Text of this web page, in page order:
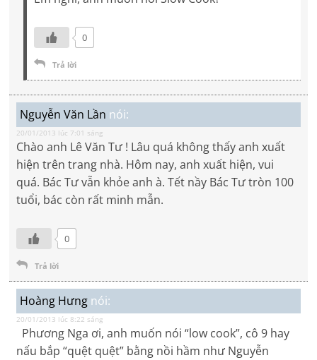
0
Trả lời
Nguyễn Văn Lần nói:
20/01/2013 lúc 7:01 sáng
Chào anh Lê Văn Tư ! Lâu quá không thấy anh xuất
hiện trên trang nhà. Hôm nay, anh xuất hiện, vui
quá. Bác Tư vẫn khỏe anh à. Tết nầy Bác Tư tròn 100
tuổi, bác còn rất minh mẫn.
0
Trả lời
Hoàng Hưng nói:
20/01/2013 lúc 8:22 sáng
Phương Nga ơi, anh muốn nói “low cook”, cô 9 hay
nấu bắp “quệt quệt” bằng nồi hầm như Nguyễn